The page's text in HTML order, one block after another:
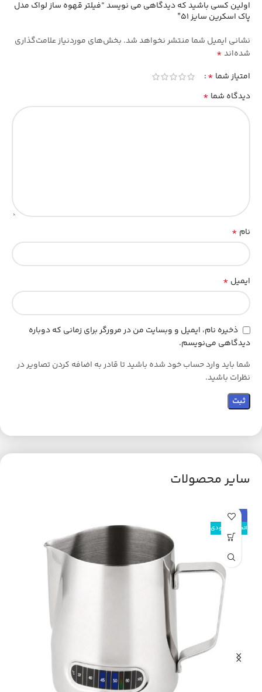
اولین کسی باشید که دیدگاهی می نویسد “فیلتر قهوه ساز لواک مدل
پاک اسکرین سایز 51”
نشانی ایمیل شما منتشر نخواهد شد. بخش‌های موردنیاز علامت‌گذاری
شده‌اند*
امتیاز شما *
دیدگاه شما *
نام *
ایمیل *
ذخیره نام، ایمیل و وبسایت من در مرورگر برای زمانی که دوباره
دیدگاهی می‌نویسم.
شما باید وارد حساب خود شده باشید تا قادر به اضافه کردن تصاویر در
نظرات باشید.
سایر محصولات
حراج
اتمام موجودی